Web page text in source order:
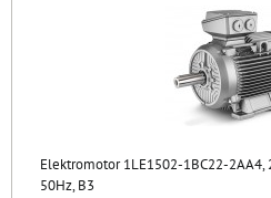
Elektromotor 1LE1502-1BC22-2AA4,
50Hz, B3